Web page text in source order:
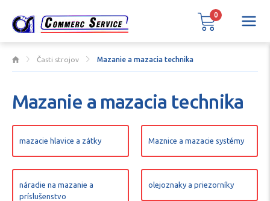
Časti strojov Mazanie a mazacia technika
Mazanie a mazacia technika
mazacie hlavice a zátky Maznice a mazacie systémy
náradie na mazanie a
príslušenstvo
olejoznaky a priezorníky
0